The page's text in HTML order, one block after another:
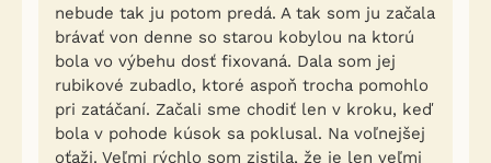
nebude tak ju potom predá. A tak som ju začala
brávať von denne so starou kobylou na ktorú
bola vo výbehu dosť fixovaná. Dala som jej
rubikové zubadlo, ktoré aspoň trocha pomohlo
pri zatáčaní. Začali sme chodiť len v kroku, keď
bola v pohode kúsok sa poklusal. Na voľnejšej
oťaži. Veľmi rýchlo som zistila, že je len veľmi